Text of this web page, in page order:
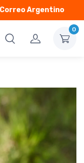
Argentino
0